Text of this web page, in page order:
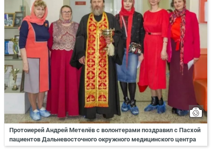
Протоиерей Андрей Метелёв с волонтерами поздравил с Пасхой
пациентов Дальневосточного окружного медицинского центра